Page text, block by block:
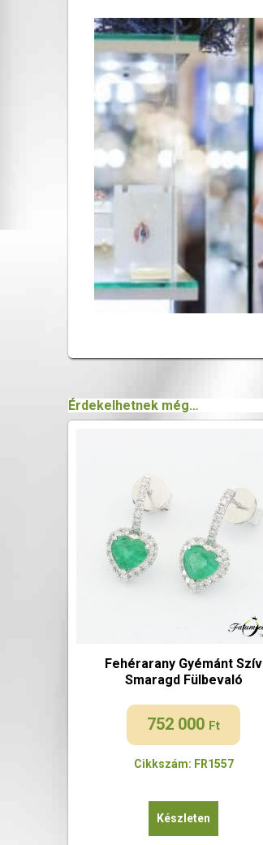
Érdekelhetnek még…
Fehérarany Gyémánt Szív
Smaragd Fülbevaló
752 000 Ft
Cikkszám: FR1557
Készleten